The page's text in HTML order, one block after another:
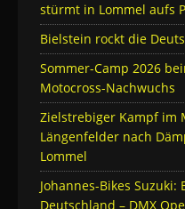
stürmt in Lommel aufs
Bielstein rockt die
Sommer-Camp 2026
Motocross-Nachwuchs
Zielstrebiger Kampf im
Längenfelder nach
Lommel
Johannes-Bikes
Deutschland – DMX